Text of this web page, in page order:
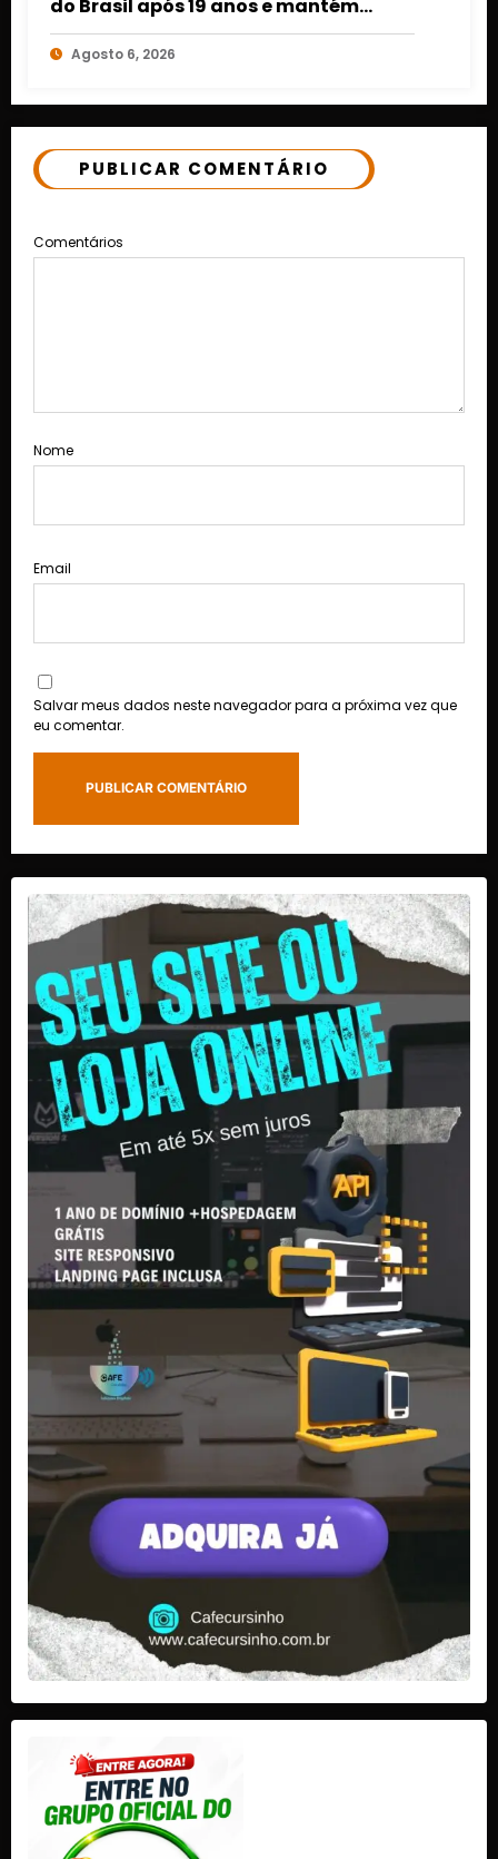
do Brasil após 19 anos e mantém
retrospecto invicto em Mato Grosso
Agosto 6, 2026
PUBLICAR COMENTÁRIO
Comentários
Nome
Email
Salvar meus dados neste navegador para a próxima vez que
eu comentar.